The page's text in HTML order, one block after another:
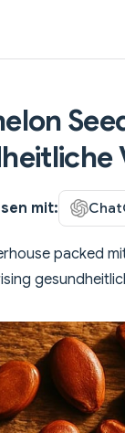
mit:
packed